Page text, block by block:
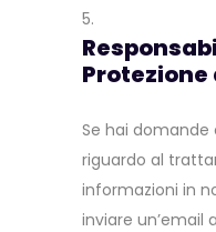
Protezione
Se hai domande
riguardo al
informazioni in
inviare un’email